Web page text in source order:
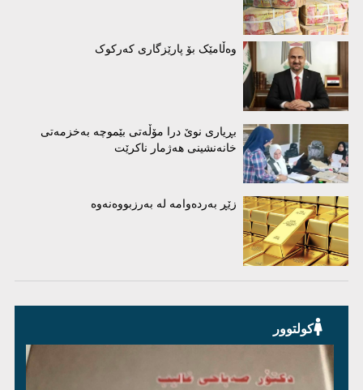
وەڵامێک بۆ پارێزگاری کەرکوک
بڕیاری نوێ درا مۆڵەتی بێموچە بەخزمەتی
خانەنشینی هەژمار ناکرێت
زێڕ بەردەوامە لە بەرزبووەنەوە
کولتوور